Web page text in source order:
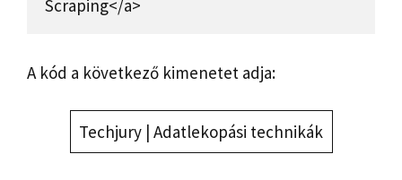
Scraping</a>
A kód a következő kimenetet adja:
Techjury | Adatlekopási technikák